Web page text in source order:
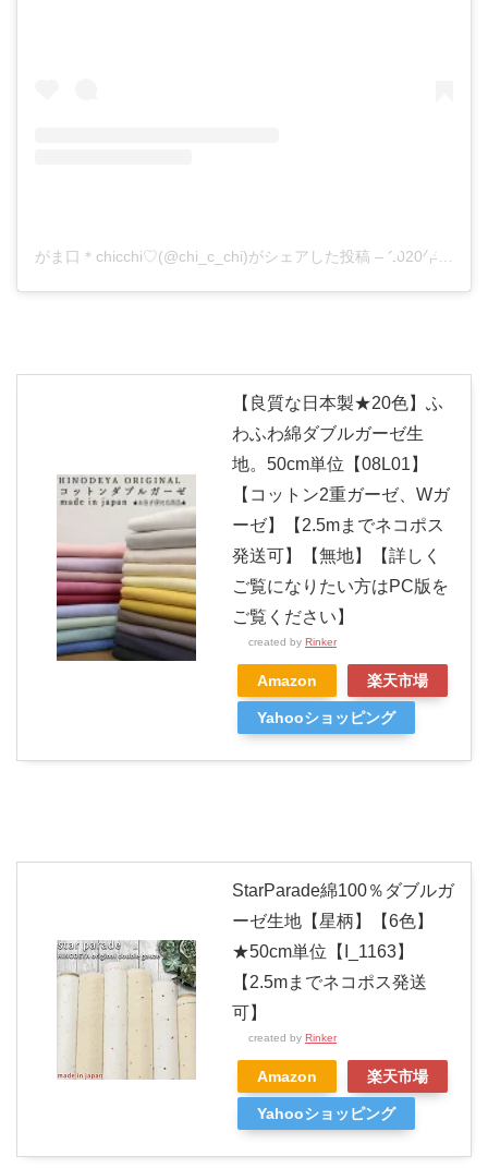
がま口＊chicchi♡(@chi_c_chi)がシェアした投稿 – 2020年 4月月28日午後2時45分PDT
【良質な日本製★20色】ふ
わふわ綿ダブルガーゼ生
地。50cm単位【08L01】
【コットン2重ガーゼ、Wガ
ーゼ】【2.5mまでネコポス
発送可】【無地】【詳しく
ご覧になりたい方はPC版を
ご覧ください】
created by Rinker
Amazon 楽天市場
Yahooショッピング
StarParade綿100％ダブルガ
ーゼ生地【星柄】【6色】
★50cm単位【I_1163】
【2.5mまでネコポス発送
可】
created by Rinker
Amazon 楽天市場
Yahooショッピング